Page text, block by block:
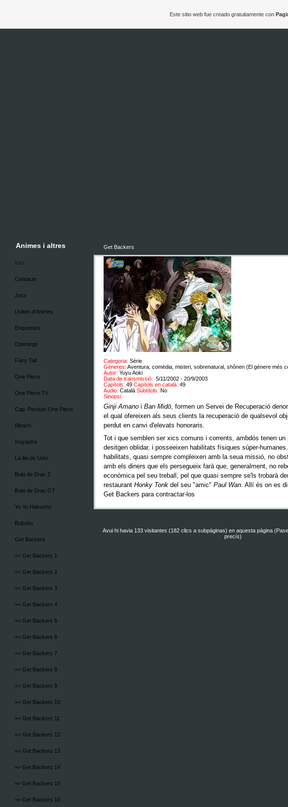
Animes i altres
Inici
Contacte
Jocs
Lluites d'Animes
Enquestes
Openings
Fairy Tail
One Piece
One Piece TV
Cap. Perduts One Piece
Bleach
Inuyasha
La llei de Ueki
Bola de Drac Z
Bola de Drac GT
Yu Yu Hakusho
Bobobo
Get Backers
=> Get Backers 1
=> Get Backers 2
=> Get Backers 3
=> Get Backers 4
=> Get Backers 5
=> Get Backers 6
=> Get Backers 7
=> Get Backers 8
=> Get Backers 9
=> Get Backers 10
=> Get Backers 11
=> Get Backers 12
=> Get Backers 13
=> Get Backers 14
=> Get Backers 15
=> Get Backers 16
Get Backers
Categoria: Sèrie
Gèneres: Aventura, comèdia, misteri, sobrenatural, shônen (El gènere més
Autor: Yuyu Aoki
Data de transmissió: 5/11/2002 - 20/9/2003
Capítols: 49 Capítols en català: 49
Audio: Català Subtítols: No
Sinopsi:
Ginji Amano i Ban Midō, formen un Servei de Recuperació
el qual ofereixen als seus clients la recuperació de qualsevol
perdut en canvi d'elevats honoraris.
Tot i que semblen ser xics comuns i corrents, ambdós tenen
desitgen oblidar, i posseeixen habilitats físiques súper-
habilitats, quasi sempre compleixen amb la seua missió, no
amb els diners que els persegueix farà que, generalment, no
econòmica pel seu treball, pel que quasi sempre se'ls trobarà
restaurant Honky Tonk del seu "amic" Paul Wan . Allí és on es
Get Backers para contractar-los
Avui hi havia 133 visitantes (182 clics a subpáginas) en aquesta pàgina
precís)
Este sitio web fue creado gratuitamente con